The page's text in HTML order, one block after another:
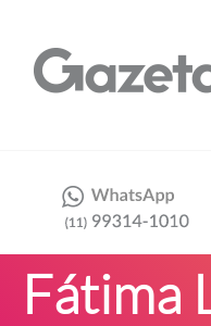
Fátima